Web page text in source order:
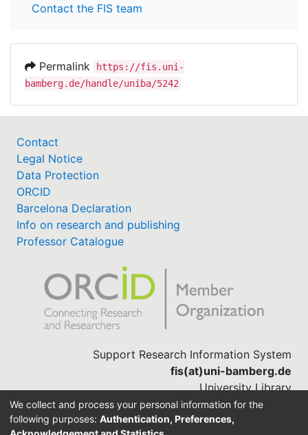
Contact the FIS team
Permalink
https://fis.uni-
bamberg.de/handle/uniba/5242
Contact
Legal Notice
Data Protection
ORCID
Barcelona Declaration
Info on research and publishing
Professor Catalogue
Support Research Information System
fis(at)uni-bamberg.de
University Library
(0951) 863-1568
We collect and process your personal information for the
following purposes: Authentication, Preferences,